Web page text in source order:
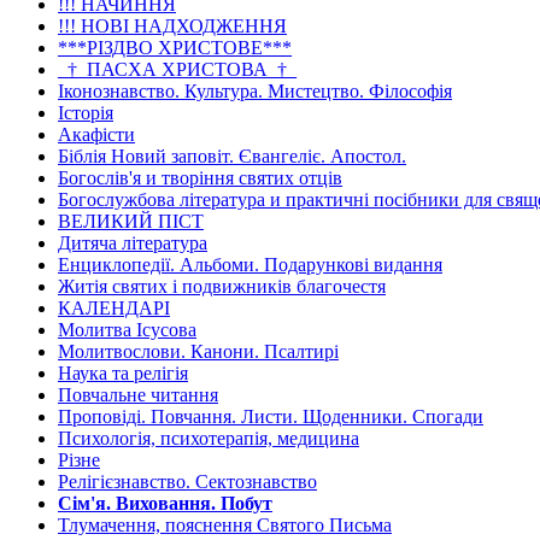
!!! НАЧИННЯ
!!! НОВІ НАДХОДЖЕННЯ
***РІЗДВО ХРИСТОВЕ***
_†_ПАСХА ХРИСТОВА_†_
Іконознавство. Культура. Мистецтво. Філософія
Історія
Акафісти
Біблія Новий заповіт. Євангеліє. Апостол.
Богослів'я и творіння святих отців
Богослужбова література и практичні посібники для
ВЕЛИКИЙ ПІСТ
Дитяча література
Енциклопедії. Альбоми. Подарункові видання
Житія святих і подвижників благочестя
КАЛЕНДАРІ
Молитва Ісусова
Молитвослови. Канони. Псалтирі
Наука та релігія
Повчальне читання
Проповіді. Повчання. Листи. Щоденники. Спогади
Психологія, психотерапія, медицина
Різне
Релігієзнавство. Сектознавство
Сім'я. Виховання. Побут
Тлумачення, пояснення Святого Письма